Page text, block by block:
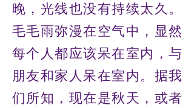
晚，光线也没有持续太久。
毛毛雨弥漫在空气中，显然
每个人都应该呆在室内，与
朋友和家人呆在室内。据我
们所知，现在是秋天，或者